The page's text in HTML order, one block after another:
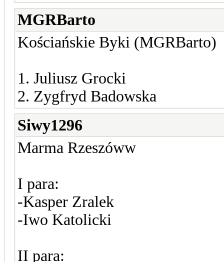
MGRBarto
Kościańskie Byki (MGRBarto)
1. Juliusz Grocki
2. Zygfryd Badowska
Siwy1296
Marma Rzeszóww
I para:
-Kasper Zralek
-Iwo Katolicki
II para: